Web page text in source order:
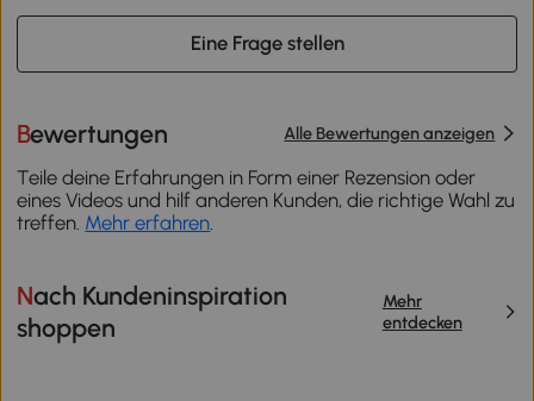
Eine Frage stellen
Bewertungen Alle Bewertungen anzeigen
Teile deine Erfahrungen in Form einer Rezension oder
eines Videos und hilf anderen Kunden, die richtige Wahl zu
treffen. Mehr erfahren.
Nach Kundeninspiration
shoppen
Mehr
entdecken